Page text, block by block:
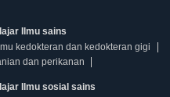
Ilmu sains
Ilmu kedokteran dan kedokteran gigi
dan perikanan
Ilmu sosial sains